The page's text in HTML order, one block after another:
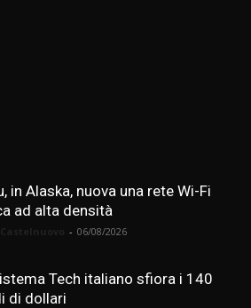
in Alaska, nuova una rete Wi-Fi
ad alta densità
- 06/08/2026
Tech italiano sfiora i 140
di dollari